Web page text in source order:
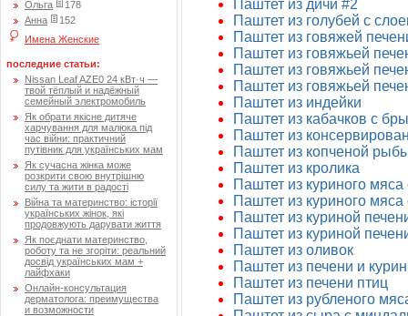
Ольга
178
Анна
152
Имена Женские
последние статьи:
Nissan Leaf AZE0 24 кВт·ч —
твой тёплый и надёжный
семейный электромобиль
Як обрати якісне дитяче
харчування для малюка під
час війни: практичний
путівник для українських мам
Як сучасна жінка може
розкрити свою внутрішню
силу та жити в радості
Війна та материнство: історії
українських жінок, які
продовжують дарувати життя
Як поєднати материнство,
роботу та не згоріти: реальний
досвід українських мам +
лайфхаки
Онлайн-консультация
дерматолога: преимущества
и возможности
Паштет из дичи #2
Паштет из голубей с
Паштет из говяжей
Паштет из говяжьей
Паштет из говяжьей
Паштет из говяжьей
Паштет из индейки
Паштет из кабачков с
Паштет из
Паштет из копченой
Паштет из кролика
Паштет из куриного мяса
Паштет из куриного
Паштет из куриной
Паштет из куриной
Паштет из оливок
Паштет из печени и
Паштет из печени птиц
Паштет из рубленого